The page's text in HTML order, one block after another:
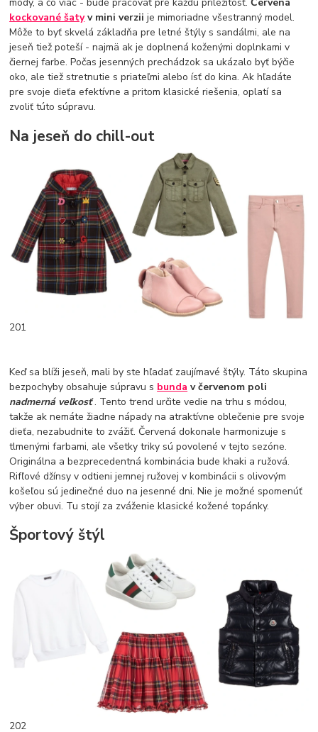
kockované šatyv mini verziije mimoriadne všestranný model.
Môže to byť skvelá základňa pre letné štýly s sandálmi, ale na
jeseň tiež poteší - najmä ak je doplnená koženými doplnkami v
čiernej farbe. Počas jesenných prechádzok sa ukázalo byť býčie
oko, ale tiež stretnutie s priateľmi alebo ísť do kina. Ak hľadáte
pre svoje dieťa efektívne a pritom klasické riešenia, oplatí sa
zvoliť túto súpravu.
Na jeseň do chill-out
201
Keď sa blíži jeseň, mali by ste hľadať zaujímavé štýly. Táto skupina
bezpochyby obsahuje súpravu s bunda v červenom poli
nadmerná veľkosť. Tento trend určite vedie na trhu s módou,
takže ak nemáte žiadne nápady na atraktívne oblečenie pre svoje
dieťa, nezabudnite to zvážiť. Červená dokonale harmonizuje s
tlmenými farbami, ale všetky triky sú povolené v tejto sezóne.
Originálna a bezprecedentná kombinácia bude khaki a ružová.
Rifľové džínsy v odtieni jemnej ružovej v kombinácii s olivovým
košeľou sú jedinečné duo na jesenné dni. Nie je možné spomenúť
výber obuvi. Tu stojí za zváženie klasické kožené topánky.
Športový štýl
202